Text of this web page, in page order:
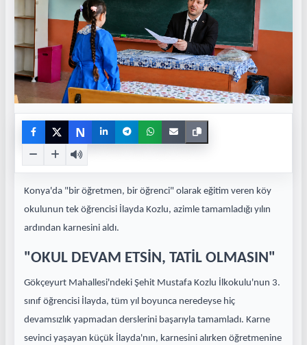
N
Konya'da "bir öğretmen, bir öğrenci" olarak eğitim veren köy
okulunun tek öğrencisi İlayda Kozlu, azimle tamamladığı yılın
ardından karnesini aldı.
"OKUL DEVAM ETSİN, TATİL OLMASIN"
Gökçeyurt Mahallesi'ndeki Şehit Mustafa Kozlu İlkokulu'nun 3.
sınıf öğrencisi İlayda, tüm yıl boyunca neredeyse hiç
devamsızlık yapmadan derslerini başarıyla tamamladı. Karne
sevinci yaşayan küçük İlayda'nın, karnesini alırken öğretmenine